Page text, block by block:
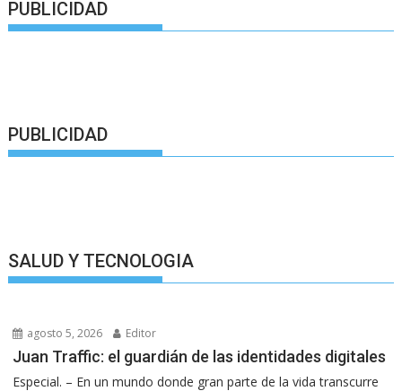
PUBLICIDAD
PUBLICIDAD
SALUD Y TECNOLOGIA
agosto 5, 2026 Editor
Juan Traffic: el guardián de las identidades digitales
Especial. – En un mundo donde gran parte de la vida transcurre